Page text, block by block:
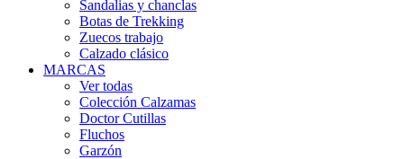
Sandalias y chanclas
Botas de Trekking
Zuecos trabajo
Calzado clásico
MARCAS
Ver todas
Colección Calzamas
Doctor Cutillas
Fluchos
Garzón